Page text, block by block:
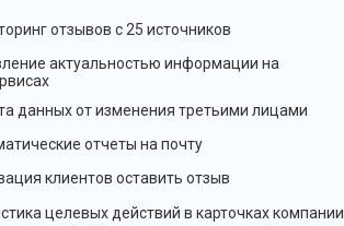
отзывов с 25 источников
актуальностью информации на
данных от изменения третьими лицами
отчеты на почту
клиентов оставить отзыв
целевых действий в карточках компании